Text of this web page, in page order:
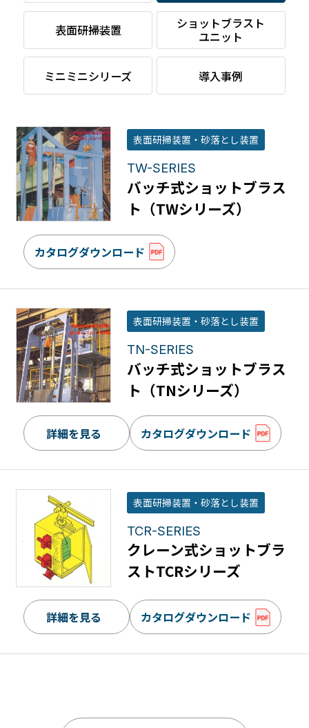
表面研掃装置
ショットブラスト
ユニット
ミニミニシリーズ 導入事例
表面研掃装置・砂落とし装置
TW-SERIES
バッチ式ショットブラス
ト（TWシリーズ）
カタログダウンロード
表面研掃装置・砂落とし装置
TN-SERIES
バッチ式ショットブラス
ト（TNシリーズ）
詳細を見る カタログダウンロード
表面研掃装置・砂落とし装置
TCR-SERIES
クレーン式ショットブラ
ストTCRシリーズ
詳細を見る カタログダウンロード